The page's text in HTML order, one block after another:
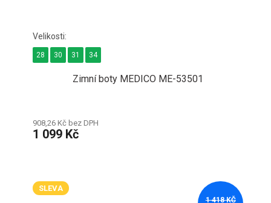
Zimní boty MEDICO ME-53501
908,26 Kč bez DPH
1 099 Kč
28 30 31 34
SLEVA
1 418 KČ